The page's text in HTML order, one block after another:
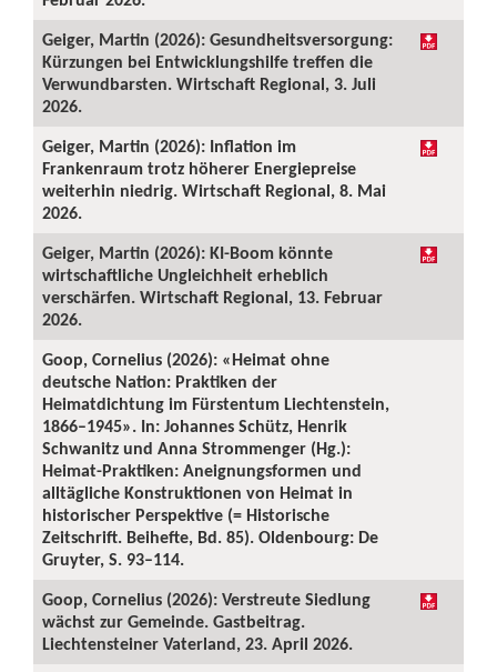
Geiger, Martin (2026): Gesundheitsversorgung:
Kürzungen bei Entwicklungshilfe treffen die
Verwundbarsten. Wirtschaft Regional, 3. Juli
2026.
Geiger, Martin (2026): Inflation im
Frankenraum trotz höherer Energiepreise
weiterhin niedrig. Wirtschaft Regional, 8. Mai
2026.
Geiger, Martin (2026): KI-Boom könnte
wirtschaftliche Ungleichheit erheblich
verschärfen. Wirtschaft Regional, 13. Februar
2026.
Goop, Cornelius (2026): «Heimat ohne
deutsche Nation: Praktiken der
Heimatdichtung im Fürstentum Liechtenstein,
1866–1945». In: Johannes Schütz, Henrik
Schwanitz und Anna Strommenger (Hg.):
Heimat-Praktiken: Aneignungsformen und
alltägliche Konstruktionen von Heimat in
historischer Perspektive (= Historische
Zeitschrift. Beihefte, Bd. 85). Oldenbourg: De
Gruyter, S. 93–114.
Goop, Cornelius (2026): Verstreute Siedlung
wächst zur Gemeinde. Gastbeitrag.
Liechtensteiner Vaterland, 23. April 2026.